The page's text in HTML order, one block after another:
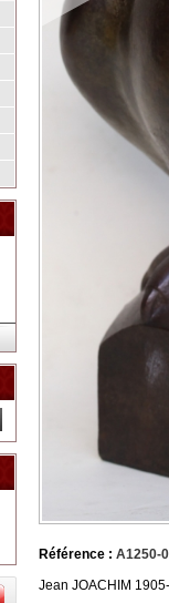
Référence : A1250-
Jean JOACHIM